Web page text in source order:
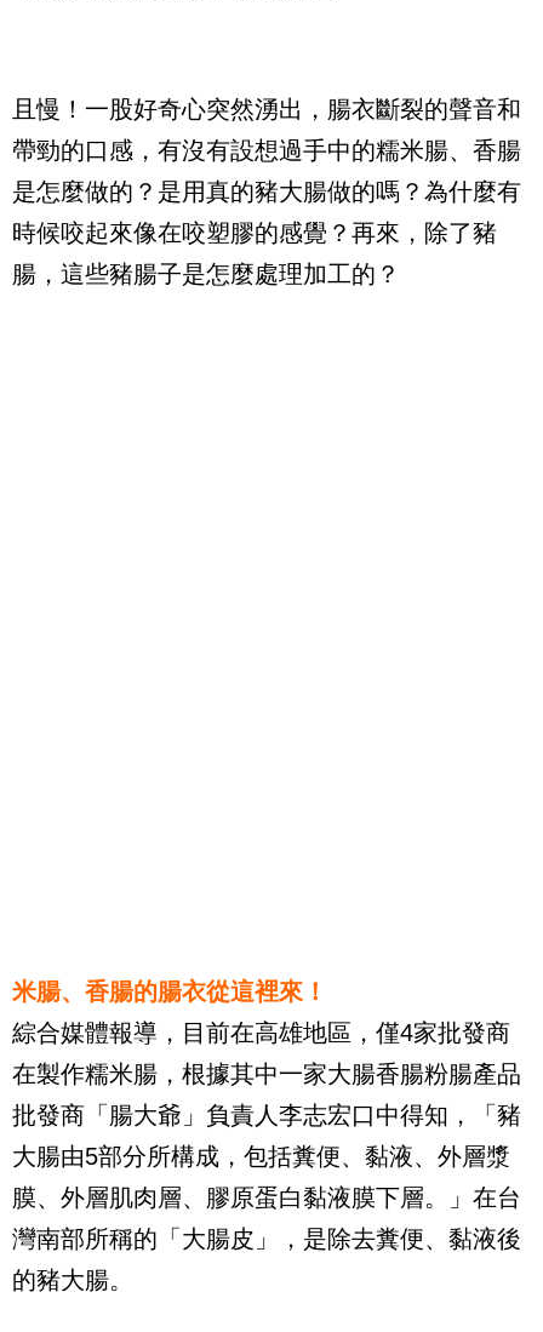
且慢！一股好奇心突然湧出，腸衣斷裂的聲音和
帶勁的口感，有沒有設想過手中的糯米腸、香腸
是怎麼做的？是用真的豬大腸做的嗎？為什麼有
時候咬起來像在咬塑膠的感覺？再來，除了豬
腸，這些豬腸子是怎麼處理加工的？
米腸、香腸的腸衣從這裡來！
綜合媒體報導，目前在高雄地區，僅4家批發商
在製作糯米腸，根據其中一家大腸香腸粉腸產品
批發商「腸大爺」負責人李志宏口中得知，「豬
大腸由5部分所構成，包括糞便、黏液、外層漿
膜、外層肌肉層、膠原蛋白黏液膜下層。」在台
灣南部所稱的「大腸皮」，是除去糞便、黏液後
的豬大腸。